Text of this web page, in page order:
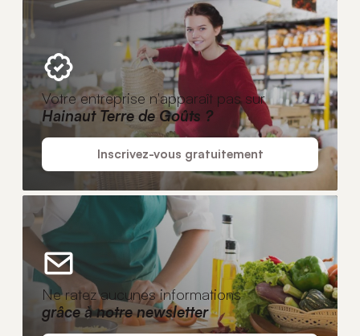
Votre entreprise n'apparaît pas sur
Hainaut Terre de Goûts ?
Inscrivez-vous gratuitement
Ne ratez aucunes informations
grâce à notre newsletter